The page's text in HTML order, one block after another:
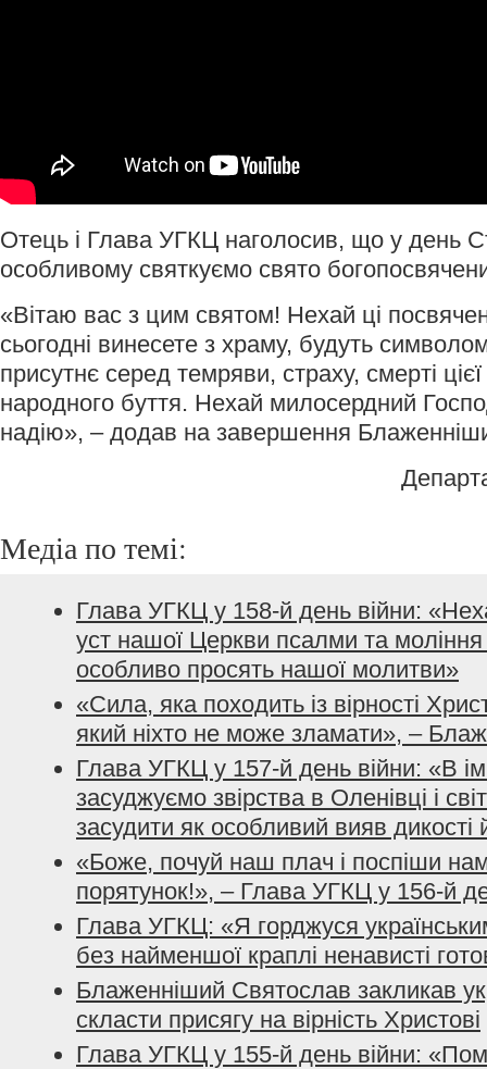
Отець і Глава УГКЦ наголосив, що у день
особливому святкуємо свято
«Вітаю вас з цим святом! Нехай ці
сьогодні винесете з храму, будуть
присутнє серед темряви, страху, смерті
народного буття. Нехай милосердний
надію», – додав на завершення
Медіа по темі:
Глава УГКЦ у 158-й день війни:
уст нашої Церкви псалми та моління
особливо просять нашої молитви»
«Сила, яка походить із вірності
який ніхто не може зламати», –
Глава УГКЦ у 157-й день війни: «В
засуджуємо звірства в Оленівці і
засудити як особливий вияв дикості
«Боже, почуй наш плач і поспіши
порятунок!», – Глава УГКЦ у 156-й
Глава УГКЦ: «Я горджуся
без найменшої краплі ненависті
Блаженніший Святослав закликав
скласти присягу на вірність Христові
Глава УГКЦ у 155-й день війни: